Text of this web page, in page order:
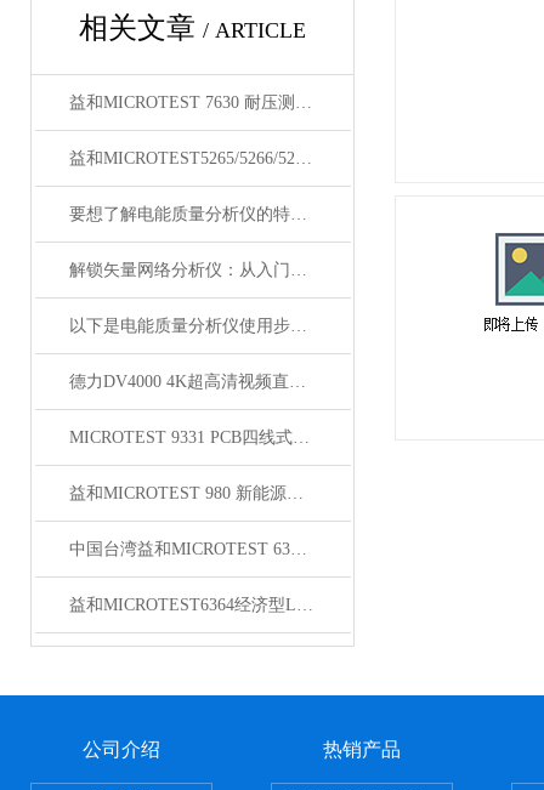
相关文章 / ARTICLE
益和MICROTEST 7630 耐压测试仪
益和MICROTEST5265/5266/5267变压器测试仪
要想了解电能质量分析仪的特点，不妨看看下文！
解锁矢量网络分析仪：从入门到熟练，这份操作指南请收好
以下是电能质量分析仪使用步骤的详细介绍
德力DV4000 4K超高清视频直播信号传输系统
MICROTEST 9331 PCB四线式导通耐压测试仪
益和MICROTEST 980 新能源充电桩测试系统
中国台湾益和MICROTEST 6375 LCR测试仪
益和MICROTEST6364经济型LCR测试仪
公司介绍 热销产品